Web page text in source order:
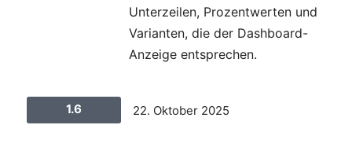
Unterzeilen, Prozentwerten und
Varianten, die der Dashboard-
Anzeige entsprechen.
1.6 22. Oktober 2025